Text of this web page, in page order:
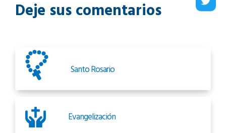
Deje sus comentarios
Santo Rosario
Evangelización